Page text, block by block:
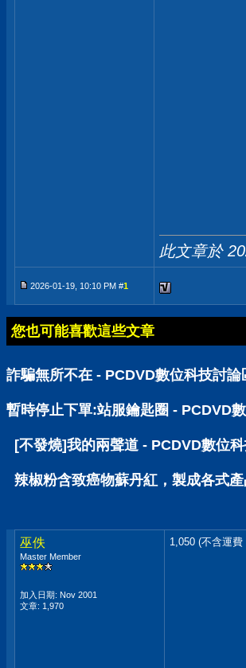
此文章於
2026-01-19, 10:10 PM #1
您也可能喜歡這些文章
詐騙無所不在 - PCDVD數位科技討論
暫時停止下單:站服鑰匙圈 - PCDVD
[不發燒]我的兩聲道 - PCDVD數位
辣椒粉含致癌物蘇丹紅，製成各式
巫佚
Master Member
加入日期: Nov 2001
文章: 1,970
1,050 (不含運費